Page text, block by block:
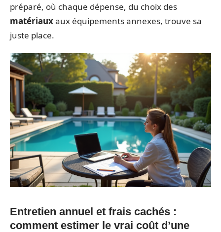
préparé, où chaque dépense, du choix des
matériauxaux équipements annexes, trouve sa
juste place.
Entretien annuel et frais cachés :
comment estimer le vrai coût d’une